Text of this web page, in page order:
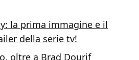
la prima immagine e il
della serie tv!
oltre a Brad Dourif